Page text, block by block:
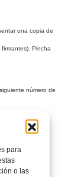
para
o las
una copia de
Pincha
número de